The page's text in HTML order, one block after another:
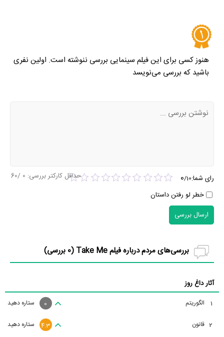
هنوز کسی برای این فیلم سینمایی بررسی ننوشته است. اولین نفری
باشید که بررسی می‌نویسد
رای شما: 0/10
خطر لو رفتن داستان
حداقل کارکتر بررسی: 0
/60
ارسال بررسی
بررسی‌های مردم درباره فیلم Take Me ( 0 بررسی)
آثار داغ روز
1 الگوریتم ستاره دهید 0
2 قانون ستاره دهید 4.3